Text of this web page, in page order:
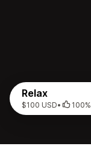
Relax
$100 USD• 100%